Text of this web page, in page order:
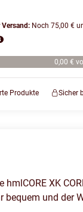
Versand: Noch 75,00 €
0,00 €
Produkte Sicher
XK
und der